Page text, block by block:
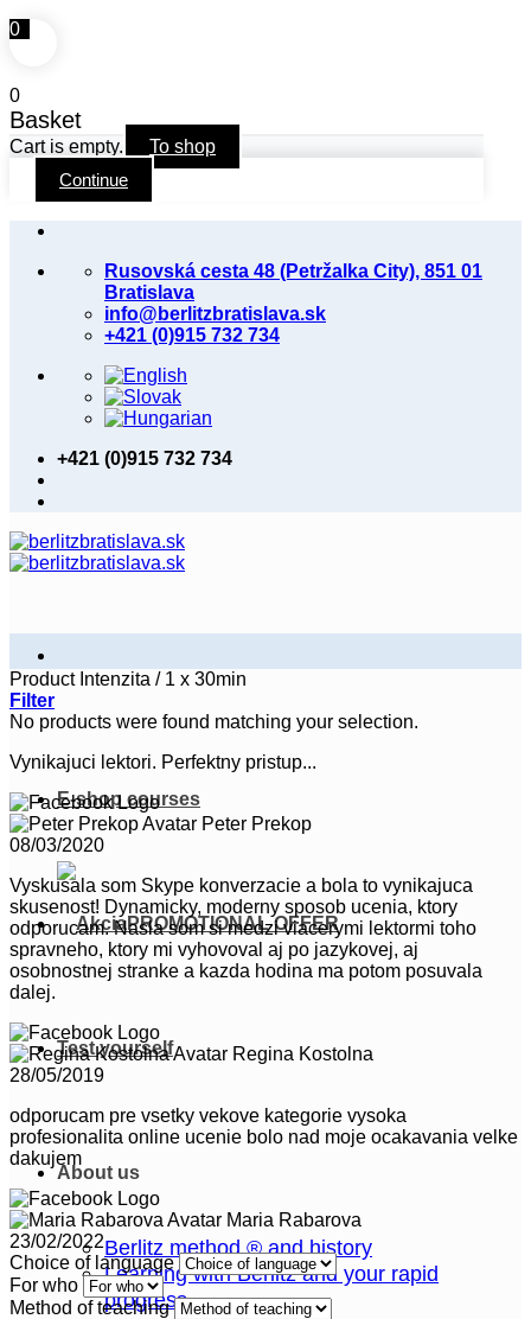
0
0
Basket
Cart is empty.
To shop
Continue
Skip
content
Rusovská cesta 48 (Petržalka City), 851 01
Bratislava
info@berlitzbratislava.sk
+421 (0)915 732 734
+421 (0)915 732 734
E-shop courses
PROMOTIONAL OFFER
Test yourself
About us
Berlitz method ® and history
Learning with Berlitz and your rapid
progress
Product Intenzita /1 x 30min
Filter
No products were found matching your selection.
Vynikajuci lektori. Perfektny pristup...
Peter Prekop
08/03/2020
Vyskusala som Skype konverzacie a bola to vynikajuca
skusenost! Dynamicky, moderny sposob ucenia, ktory
odporucam. Nasla som si medzi viacerymi lektormi toho
spravneho, ktory mi vyhovoval aj po jazykovej, aj
osobnostnej stranke a kazda hodina ma potom posuvala
dalej.
Regina Kostolna
28/05/2019
odporucam pre vsetky vekove kategorie vysoka
profesionalita online ucenie bolo nad moje ocakavania velke
dakujem
Maria Rabarova
23/02/2022
Choice of language
For who
Method of teaching